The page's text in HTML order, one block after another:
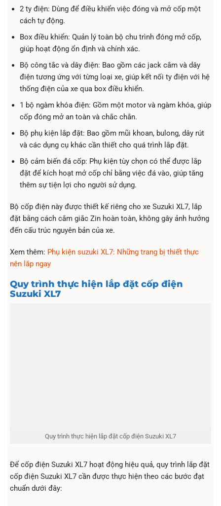
2 ty điện: Dùng để điều khiển việc đóng và mở cốp một
cách tự động.
Box điều khiển: Quản lý toàn bộ chu trình đóng mở cốp,
giúp hoạt động ổn định và chính xác.
Bộ công tắc và dây điện: Bao gồm các jack cắm và dây
điện tương ứng với từng loại xe, giúp kết nối ty điện với hệ
thống điện của xe qua box điều khiển.
1 bộ ngàm khóa điện: Gồm một motor và ngàm khóa, giúp
cốp đóng mở an toàn và chắc chắn.
Bộ phụ kiện lắp đặt: Bao gồm mũi khoan, bulong, dây rút
và các dụng cụ khác cần thiết cho quá trình lắp đặt.
Bộ cảm biến đá cốp: Phụ kiện tùy chọn có thể được lắp
đặt để kích hoạt mở cốp chỉ bằng việc đá vào, giúp tăng
thêm sự tiện lợi cho người sử dụng.
Bộ cốp điện này được thiết kế riêng cho xe Suzuki XL7, lắp
đặt bằng cách cắm giắc Zin hoàn toàn, không gây ảnh hưởng
đến cấu trúc nguyên bản của xe.
Xem thêm: Phụ kiện suzuki XL7: Những trang bị thiết thực
nên lắp ngay
Quy trình thực hiện lắp đặt cốp điện
Suzuki XL7
Quy trình thực hiện lắp đặt cốp điện Suzuki XL7
Để cốp điện Suzuki XL7 hoạt động hiệu quả, quy trình lắp đặt
cốp điện Suzuki XL7 cần được thực hiện theo các bước đạt
chuẩn dưới đây: